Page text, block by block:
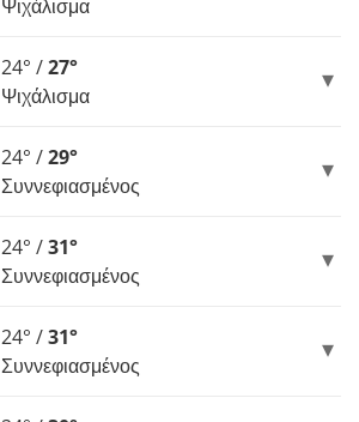
Ψιχάλισμα
24° /27°
Ψιχάλισμα
24° /29°
Συννεφιασμένος
24° /31°
Συννεφιασμένος
24° /31°
Συννεφιασμένος